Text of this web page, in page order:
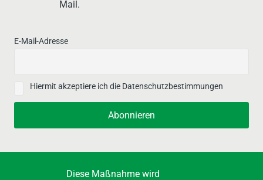
Mail.
E-Mail-Adresse
Hiermit akzeptiere ich die Datenschutzbestimmungen
Diese Maßnahme wird